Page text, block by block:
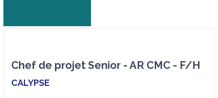
Chef de projet Senior - AR CMC - F/H
CALYPSE